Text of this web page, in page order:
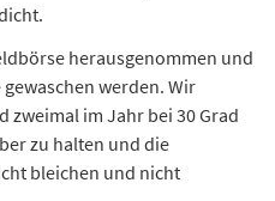
herausgenommen und
werden. Wir
zweimal im Jahr bei 30 Grad
zu halten und die
bleichen und nicht